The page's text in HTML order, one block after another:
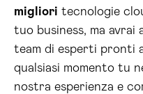
migliori tecnologie
tuo business, ma avrai
team di esperti pronti
qualsiasi momento tu
nostra esperienza e